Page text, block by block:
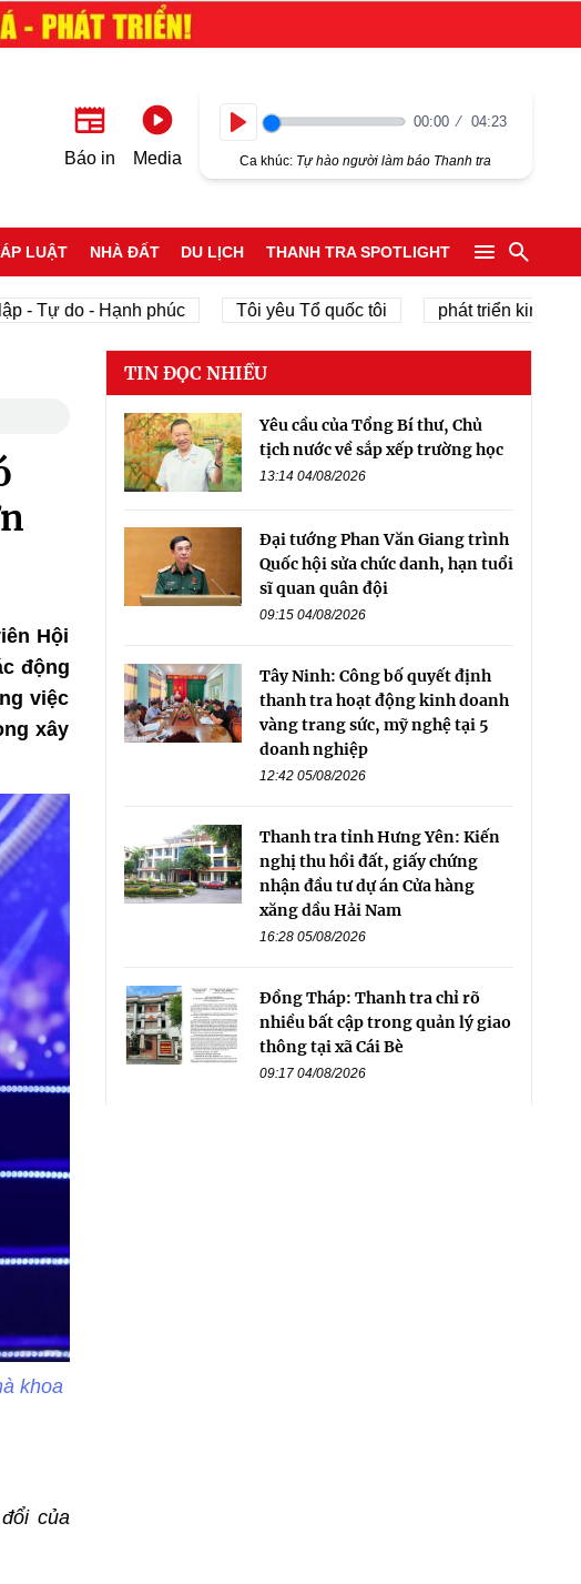
Báo in Media
00:00 04:23
Ca khúc: Tự hào người làm báo Thanh tra
LUẬT NHÀ ĐẤT DU LỊCH THANH TRA SPOTLIGHT
do - Hạnh phúc Tôi yêu Tổ quốc tôi phát triển kinh tế tư nhân
Hội
động
việc
xây
khoa
của
TIN ĐỌC NHIỀU
Yêu cầu của Tổng Bí thư, Chủ
tịch nước về sắp xếp trường học
13:14 04/08/2026
Đại tướng Phan Văn Giang trình
Quốc hội sửa chức danh, hạn tuổi
sĩ quan quân đội
09:15 04/08/2026
Tây Ninh: Công bố quyết định
thanh tra hoạt động kinh doanh
vàng trang sức, mỹ nghệ tại 5
doanh nghiệp
12:42 05/08/2026
Thanh tra tỉnh Hưng Yên: Kiến
nghị thu hồi đất, giấy chứng
nhận đầu tư dự án Cửa hàng
xăng dầu Hải Nam
16:28 05/08/2026
Đồng Tháp: Thanh tra chỉ rõ
nhiều bất cập trong quản lý giao
thông tại xã Cái Bè
09:17 04/08/2026